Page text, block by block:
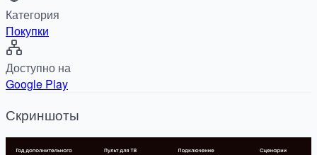
Категория
Покупки
Доступно на
Google Play
Скриншоты